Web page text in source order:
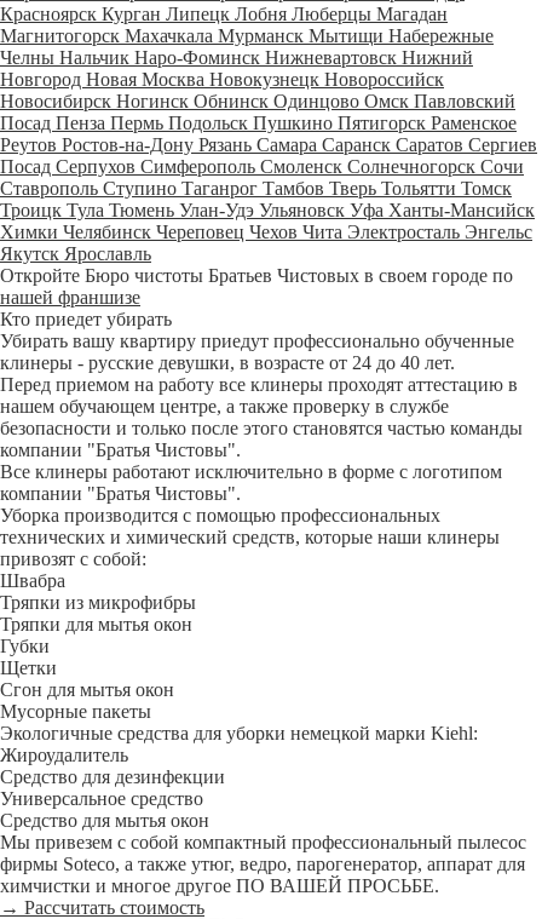
Красноярск Курган Липецк Лобня Люберцы Магадан
Магнитогорск Махачкала Мурманск Мытищи Набережные
Челны Нальчик Наро-Фоминск Нижневартовск Нижний
Новгород Новая Москва Новокузнецк Новороссийск
Новосибирск Ногинск Обнинск Одинцово Омск Павловский
Посад Пенза Пермь Подольск Пушкино Пятигорск Раменское
Реутов Ростов-на-Дону Рязань Самара Саранск Саратов Сергиев
Посад Серпухов Симферополь Смоленск Солнечногорск Сочи
Ставрополь Ступино Таганрог Тамбов Тверь Тольятти Томск
Троицк Тула Тюмень Улан-Удэ Ульяновск Уфа Ханты-Мансийск
Химки Челябинск Череповец Чехов Чита Электросталь Энгельс
Якутск Ярославль
Откройте Бюро чистоты Братьев Чистовых в своем городе по
нашей франшизе
Кто приедет убирать
Убирать вашу квартиру приедут профессионально обученные
клинеры - русские девушки, в возрасте от 24 до 40 лет.
Перед приемом на работу все клинеры проходят аттестацию в
нашем обучающем центре, а также проверку в службе
безопасности и только после этого становятся частью команды
компании "Братья Чистовы".
Все клинеры работают исключительно в форме с логотипом
компании "Братья Чистовы".
Уборка производится с помощью профессиональных
технических и химический средств, которые наши клинеры
привозят с собой:
Швабра
Тряпки из микрофибры
Тряпки для мытья окон
Губки
Щетки
Сгон для мытья окон
Мусорные пакеты
Экологичные средства для уборки немецкой марки Kiehl:
Жироудалитель
Средство для дезинфекции
Универсальное средство
Средство для мытья окон
Мы привезем с собой компактный профессиональный пылесос
фирмы Soteco, а также утюг, ведро, парогенератор, аппарат для
химчистки и многое другое ПО ВАШЕЙ ПРОСЬБЕ.
→ Рассчитать стоимость